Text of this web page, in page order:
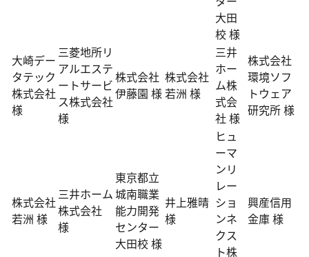
大田
校 様
大崎デー
タテック
株式会社
様
三菱地所リ
アルエステ
ートサービ
ス株式会社
様
株式会社
伊藤園 様
株式会社
若洲 様
三井
ホー
ム株
式会
社 様
株式会社
環境ソフ
トウェア
研究所 様
株式会社
若洲 様
三井ホーム
株式会社
様
東京都立
城南職業
能力開発
センター
大田校 様
井上雅晴
様
ヒュ
ーマ
ンリ
レー
ショ
ンネ
クス
ト株
興産信用
金庫 様